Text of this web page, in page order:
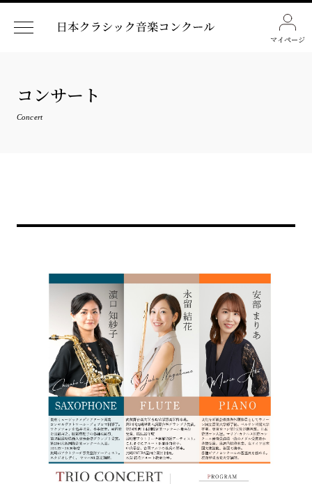
マイページ
コンサート
Concert